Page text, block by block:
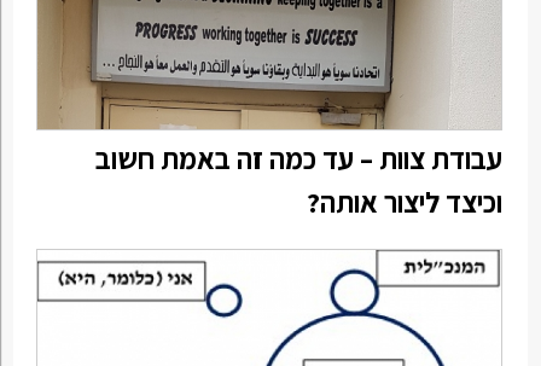
עבודת צוות – עד כמה זה באמת חשוב
וכיצד ליצור אותה?